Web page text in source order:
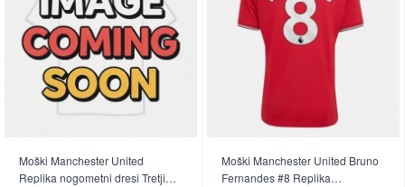
Moški Manchester United
Replika nogometni dresi Tretji
Moški Manchester United Bruno
Fernandes #8 Replika